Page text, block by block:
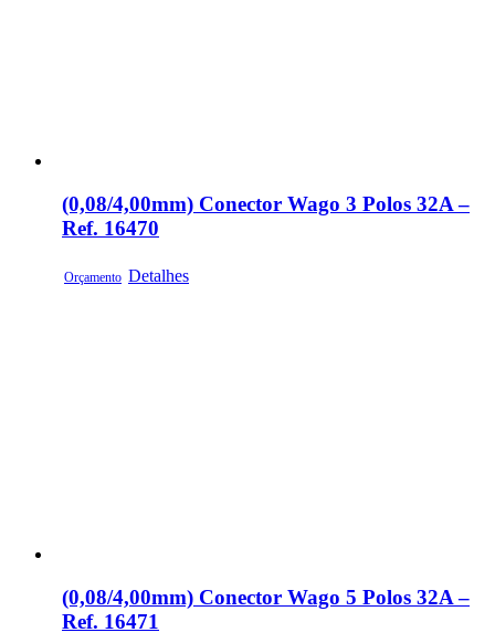
(0,08/4,00mm) Conector Wago 3 Polos 32A –
Ref. 16470
Orçamento Detalhes
(0,08/4,00mm) Conector Wago 5 Polos 32A –
Ref. 16471